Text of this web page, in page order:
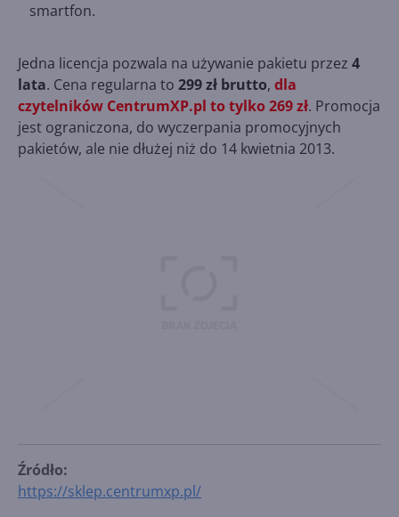
smartfon.
Jedna licencja pozwala na używanie pakietu przez 4
lata. Cena regularna to 299 zł brutto, dla
czytelników CentrumXP.pl to tylko 269 zł. Promocja
jest ograniczona, do wyczerpania promocyjnych
pakietów, ale nie dłużej niż do 14 kwietnia 2013.
Źródło:
https://sklep.centrumxp.pl/